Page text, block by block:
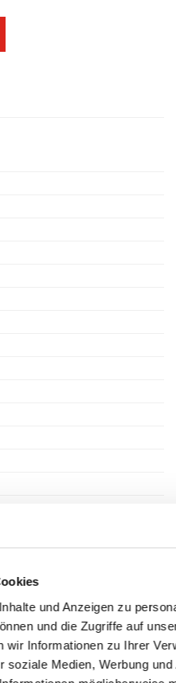
und Anzeigen zu
und die Zugriffe auf
wir Informationen zu Ihrer
soziale Medien, Werbung